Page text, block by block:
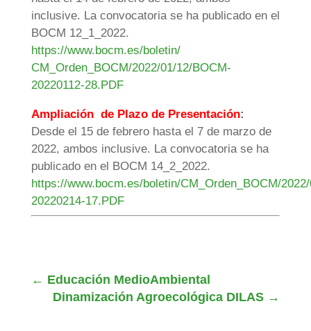
inclusive. La convocatoria se ha publicado en el
BOCM 12_1_2022.
https://www.bocm.es/boletin/
CM_Orden_BOCM/2022/01/12/BOCM-
20220112-28.PDF
Ampliación de Plazo de Presentación:
Desde el 15 de febrero hasta el 7 de marzo de
2022, ambos inclusive. La convocatoria se ha
publicado en el BOCM 14_2_2022.
https://www.bocm.es/boletin/CM_Orden_BOCM/
20220214-17.PDF
← Educación MedioAmbiental
Dinamización Agroecológica DILAS →